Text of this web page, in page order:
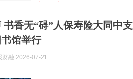
书香无“碍”人保寿险大同中
馆举行
财融 2026-07-21